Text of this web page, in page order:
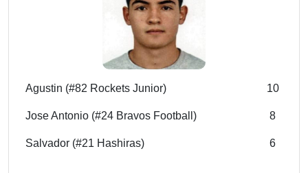
Agustin (#82 Rockets Junior) 10
Jose Antonio (#24 Bravos Football) 8
Salvador (#21 Hashiras) 6